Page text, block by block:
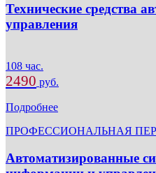
Технические средства
управления
108 час.
2490 руб.
Подробнее
ПРОФЕССИОНАЛЬНАЯ
Автоматизированные